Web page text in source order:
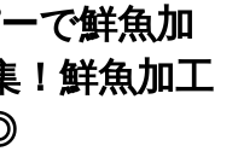
で鮮魚加
！鮮魚加工